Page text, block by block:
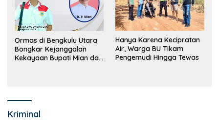
Ormas di Bengkulu Utara
Bongkar Kejanggalan
Kekayaan Bupati Mian dan
Hanya Karena Kecipratan
Air, Warga BU Tikam
Pengemudi Hingga Tewas
Kriminal